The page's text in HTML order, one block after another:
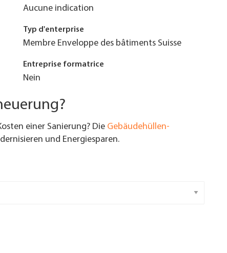
Aucune indication
Typ d'enterprise
Membre Enveloppe des bâtiments Suisse
Entreprise formatrice
Nein
einer Sanierung? Die Gebäudehüllen-
und Energiesparen.